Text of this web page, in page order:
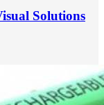
Solutions